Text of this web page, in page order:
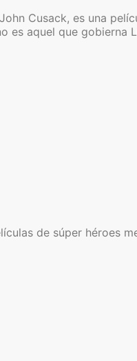
Cusack, es una
aquel que gobierna
de súper héroes